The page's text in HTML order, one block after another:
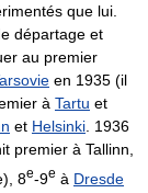
que lui.
départage et
au premier
en 1935 (il
à Tartu et
et Helsinki . 1936
premier à Tallinn,
8e-9e à Dresde